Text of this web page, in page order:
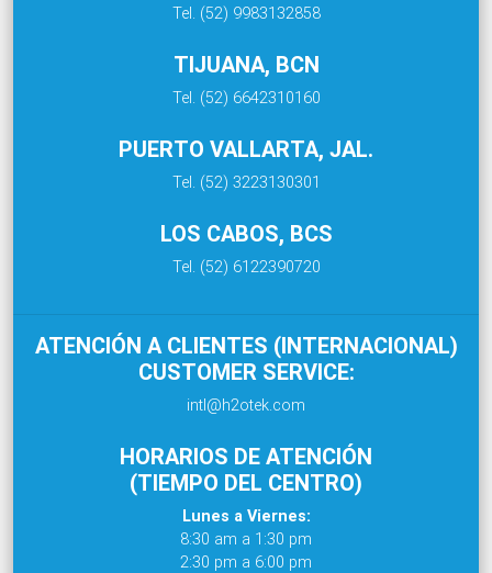
Tel. (52) 9983132858
TIJUANA, BCN
Tel. (52) 6642310160
PUERTO VALLARTA, JAL.
Tel. (52) 3223130301
LOS CABOS, BCS
Tel. (52) 6122390720
ATENCIÓN A CLIENTES (INTERNACIONAL)
CUSTOMER SERVICE:
intl@h2otek.com
HORARIOS DE ATENCIÓN
(TIEMPO DEL CENTRO)
Lunes a Viernes:
8:30 am a 1:30 pm
2:30 pm a 6:00 pm